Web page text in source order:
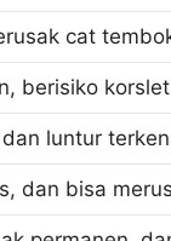
cat
berisiko
luntur
dan bisa